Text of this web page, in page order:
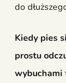
do
Kiedy pies
prostu
wybuchami